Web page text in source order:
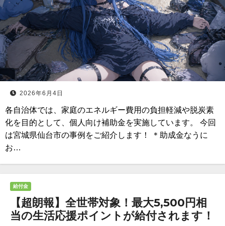
2026年6月4日
各自治体では、家庭のエネルギー費用の負担軽減や脱炭素
化を目的として、個人向け補助金を実施しています。 今回
は宮城県仙台市の事例をご紹介します！ ＊助成金なうに
お…
給付金
【超朗報】全世帯対象！最大5,500円相
当の生活応援ポイントが給付されます！